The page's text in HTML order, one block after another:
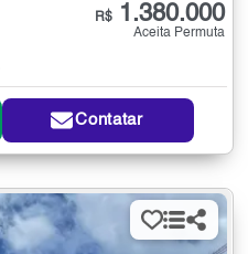
R$ 1.380.000
Aceita Permuta
Contatar